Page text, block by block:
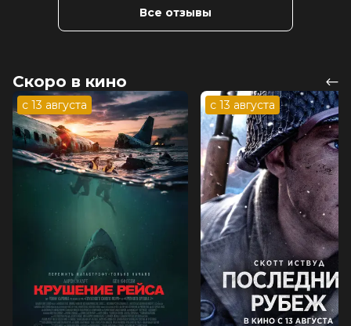
Все отзывы
Скоро в кино
с 13 августа с 13 августа